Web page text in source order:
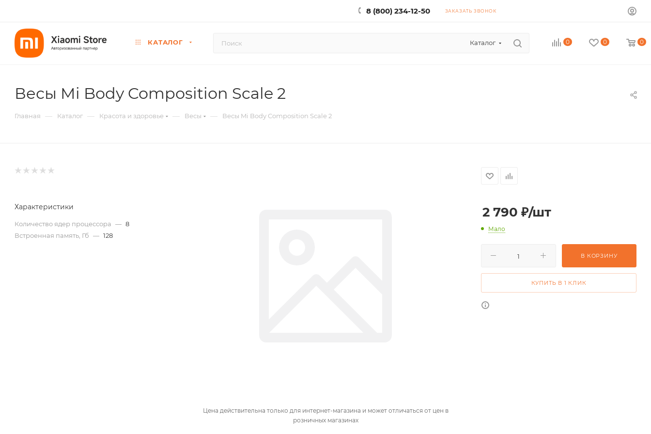
8 (800) 234-12-50 ЗАКАЗАТЬ ЗВОНОК
КАТАЛОГ Каталог 0 0 0
Весы Mi Body Composition Scale 2
Главная — Каталог — Красота и здоровье — Весы — Весы Mi Body Composition Scale 2
Цена действительна только для интернет-магазина и может отличаться от цен в
розничных магазинах
Характеристики
Количество ядер процессора — 8
Встроенная память, Гб — 128
2 790 ₽/шт
Мало
В КОРЗИНУ
КУПИТЬ В 1 КЛИК